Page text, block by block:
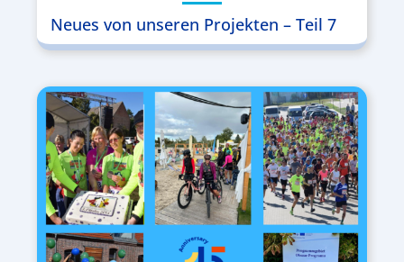
Neues von unseren Projekten – Teil 7